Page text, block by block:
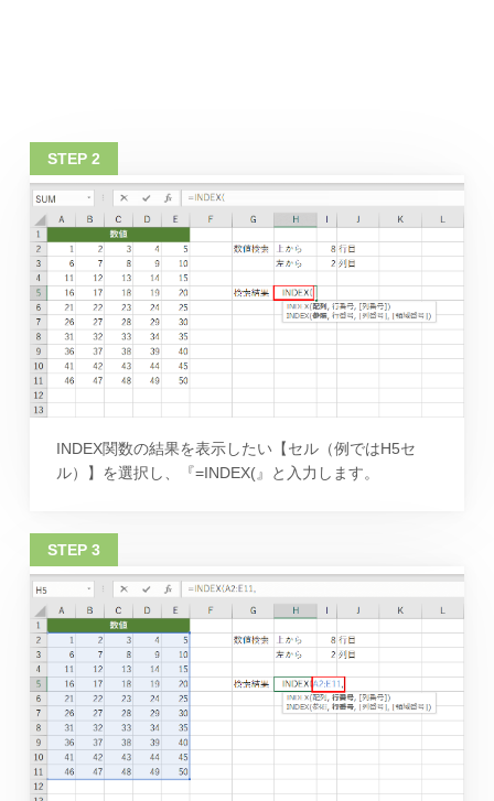
INDEX関数の結果を表示したい【セル（例ではH5セ
ル）】を選択し、『=INDEX(』と入力します。